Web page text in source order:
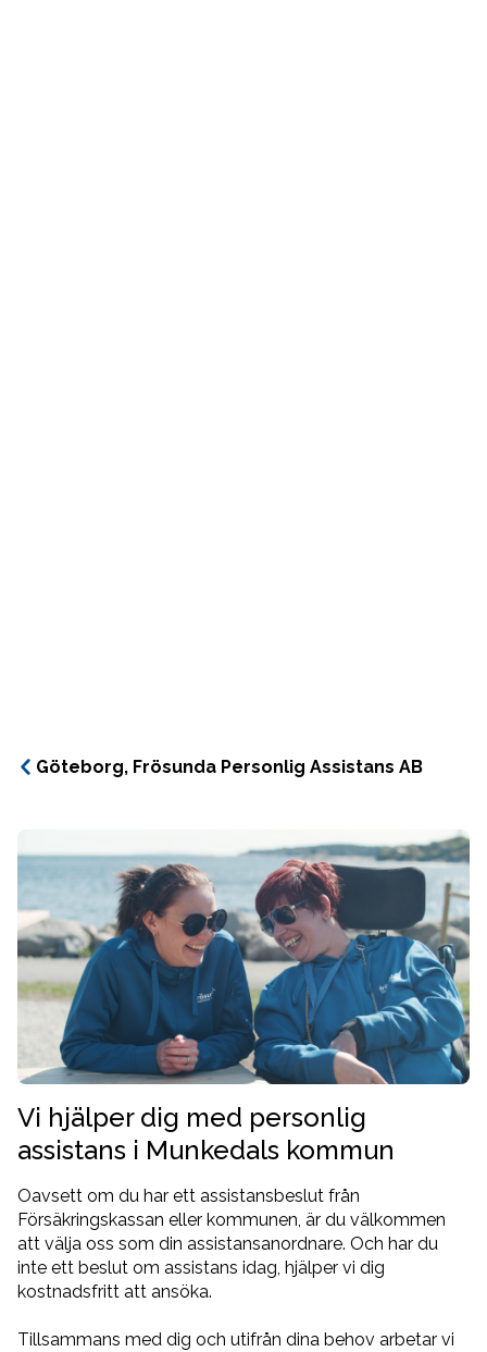
Göteborg, Frösunda Personlig Assistans AB
Vi hjälper dig med personlig
assistans i Munkedals kommun
Oavsett om du har ett assistansbeslut från
Försäkringskassan eller kommunen, är du välkommen
att välja oss som din assistansanordnare. Och har du
inte ett beslut om assistans idag, hjälper vi dig
kostnadsfritt att ansöka.
Tillsammans med dig och utifrån dina behov arbetar vi